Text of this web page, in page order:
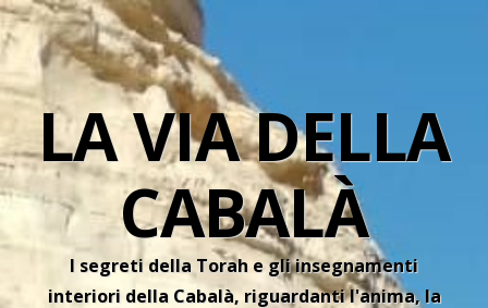
LA VIA DELLA
CABALÀ
I segreti della Torah e gli insegnamenti
interiori della Cabalà, riguardanti l'anima, la